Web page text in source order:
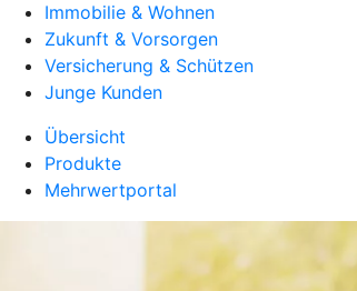
Immobilie & Wohnen
Zukunft & Vorsorgen
Versicherung & Schützen
Junge Kunden
Übersicht
Produkte
Mehrwertportal